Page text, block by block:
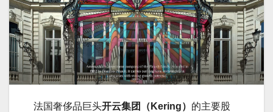
法国奢侈品巨头开云集团（Kering） 的主要股